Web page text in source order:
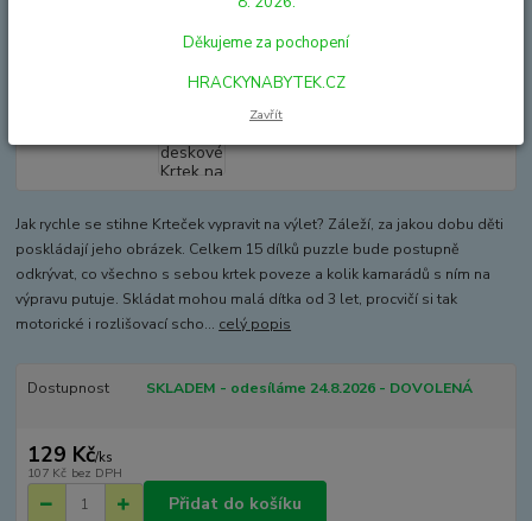
Jak rychle se stihne Krteček vypravit na výlet? Záleží, za jakou dobu děti
poskládají jeho obrázek. Celkem 15 dílků puzzle bude postupně
odkrývat, co všechno s sebou krtek poveze a kolik kamarádů s ním na
výpravu putuje. Skládat mohou malá dítka od 3 let, procvičí si tak
motorické i rozlišovací scho... celý popis
Dostupnost SKLADEM - odesíláme 24.8.2026 - DOVOLENÁ
129 Kč/ks
107 Kč bez DPH
Přidat do košíku
Děkujeme za pochopení
HRACKYNABYTEK.CZ
Zavřít